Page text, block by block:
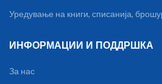
Уредување на книги, списанија,
ИНФОРМАЦИИ И ПОДДРШКА
За нас